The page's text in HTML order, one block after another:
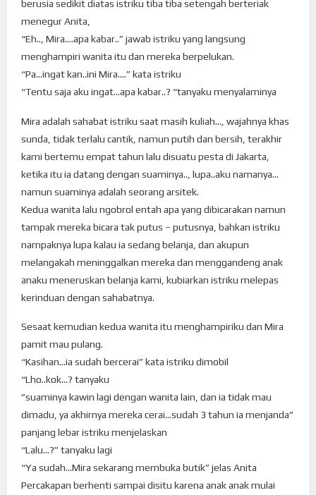
berusia sedikit diatas istriku tiba tiba setengah berteriak
menegur Anita,
“Eh.., Mira….apa kabar..” jawab istriku yang langsung
menghampiri wanita itu dan mereka berpelukan.
“Pa…ingat kan..ini Mira….” kata istriku
“Tentu saja aku ingat…apa kabar..? “tanyaku menyalaminya
Mira adalah sahabat istriku saat masih kuliah…, wajahnya khas
sunda, tidak terlalu cantik, namun putih dan bersih, terakhir
kami bertemu empat tahun lalu disuatu pesta di Jakarta,
ketika itu ia datang dengan suaminya.., lupa..aku namanya…
namun suaminya adalah seorang arsitek.
Kedua wanita lalu ngobrol entah apa yang dibicarakan namun
tampak mereka bicara tak putus – putusnya, bahkan istriku
nampaknya lupa kalau ia sedang belanja, dan akupun
melangakah meninggalkan mereka dan menggandeng anak
anaku meneruskan belanja kami, kubiarkan istriku melepas
kerinduan dengan sahabatnya.
Sesaat kemudian kedua wanita itu menghampiriku dan Mira
pamit mau pulang.
“Kasihan…ia sudah bercerai” kata istriku dimobil
“Lho..kok…? tanyaku
”suaminya kawin lagi dengan wanita lain, dan ia tidak mau
dimadu, ya akhirnya mereka cerai…sudah 3 tahun ia menjanda”
panjang lebar istriku menjelaskan
“Lalu…?” tanyaku lagi
“Ya sudah…Mira sekarang membuka butik” jelas Anita
Percakapan berhenti sampai disitu karena anak anak mulai